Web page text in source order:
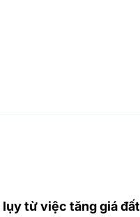
lụy từ việc tăng giá đất